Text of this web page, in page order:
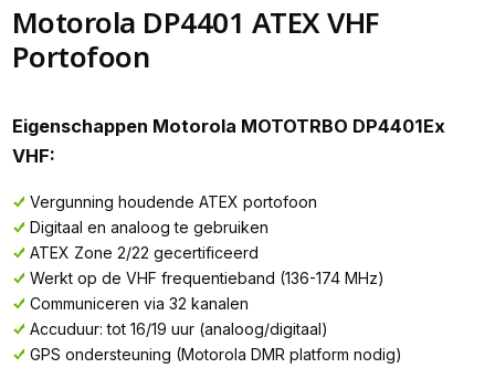
Motorola DP4401 ATEX VHF
Portofoon
Eigenschappen Motorola MOTOTRBO DP4401Ex
VHF:
Vergunning houdende ATEX portofoon
Digitaal en analoog te gebruiken
ATEX Zone 2/22 gecertificeerd
Werkt op de VHF frequentieband (136-174 MHz)
Communiceren via 32 kanalen
Accuduur: tot 16/19 uur (analoog/digitaal)
GPS ondersteuning (Motorola DMR platform nodig)